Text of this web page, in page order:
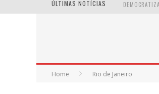
ÚLTIMAS NOTÍCIAS
Home Rio de Janeiro